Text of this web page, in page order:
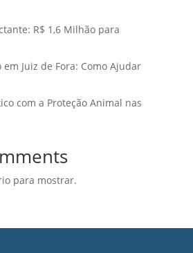
R$ 1,6 Milhão para
Juiz de Fora: Como Ajudar
com a Proteção Animal nas
para mostrar.